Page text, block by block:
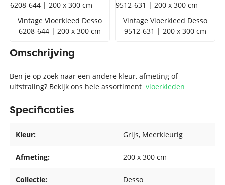
Vintage Vloerkleed Desso
6208-644 | 200 x 300 cm
Vintage Vloerkleed Desso
9512-631 | 200 x 300 cm
Omschrijving
Ben je op zoek naar een andere kleur, afmeting of
uitstraling? Bekijk ons hele assortimentvloerkleden
Specificaties
Kleur: Grijs, Meerkleurig
Afmeting: 200 x 300 cm
Collectie: Desso